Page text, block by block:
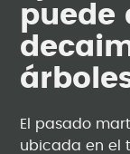
puede
El pasado
ubicada en el